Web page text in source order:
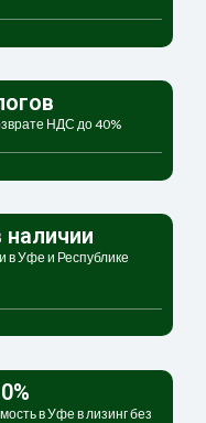
НДС до 40%
в Уфе и Республике
в Уфе в лизинг без